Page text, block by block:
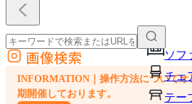
ソフ
チェ
テー
外部サイトの商品をカートに追加
他のサイトで見つけた商品ページのURLを貼り付けて、カー
画像検索
INFORMATION｜操作方法についてオ
期開催しております。